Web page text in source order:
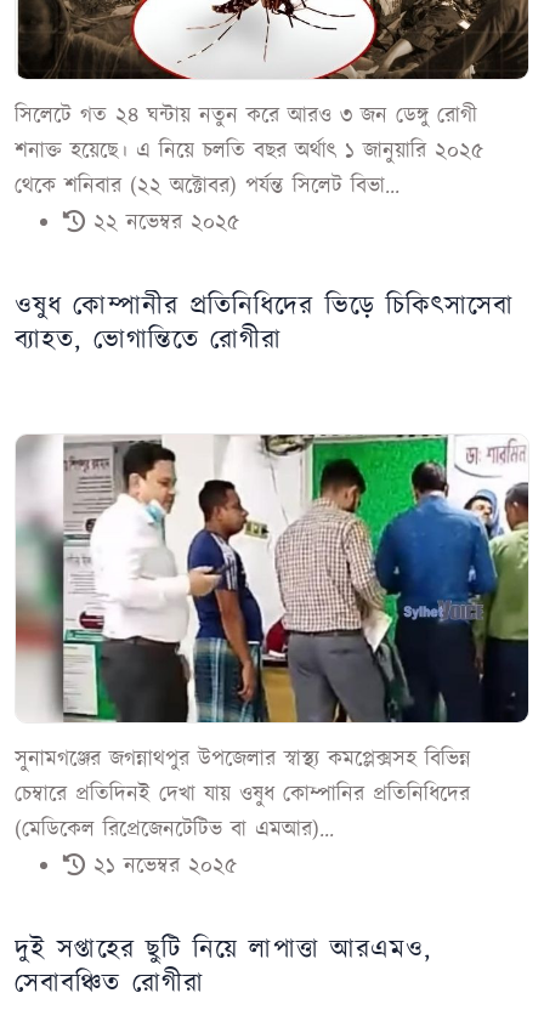
সিলেটে গত ২৪ ঘন্টায় নতুন করে আরও ৩ জন ডেঙ্গু রোগী
শনাক্ত হয়েছে। এ নিয়ে চলতি বছর অর্থাৎ ১ জানুয়ারি ২০২৫
থেকে শনিবার (২২ অক্টোবর) পর্যন্ত সিলেট বিভা...
২২ নভেম্বর ২০২৫
ওষুধ কোম্পানীর প্রতিনিধিদের ভিড়ে চিকিৎসাসেবা
ব্যাহত, ভোগান্তিতে রোগীরা
সুনামগঞ্জের জগন্নাথপুর উপজেলার স্বাস্থ্য কমপ্লেক্সসহ বিভিন্ন
চেম্বারে প্রতিদিনই দেখা যায় ওষুধ কোম্পানির প্রতিনিধিদের
(মেডিকেল রিপ্রেজেনটেটিভ বা এমআর)...
২১ নভেম্বর ২০২৫
দুই সপ্তাহের ছুটি নিয়ে লাপাত্তা আরএমও,
সেবাবঞ্চিত রোগীরা